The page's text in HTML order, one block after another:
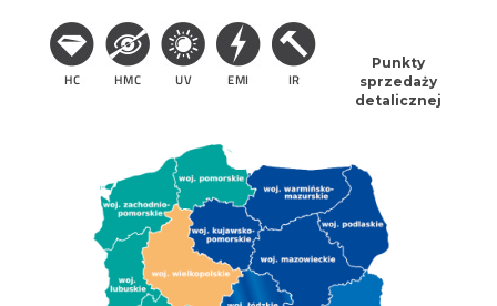
Punkty
sprzedaży
detalicznej